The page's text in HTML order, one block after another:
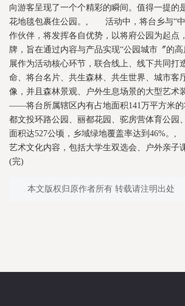
向游客呈现了一个个精彩的瞬间。值得一提
花地毯包裹住公园。, 活动中，将台乡与“中
作伙伴，将发挥各自优势，以将府公园为起点
牌，旨在通过内容与产品实现“公园城市〞
展作为活动核心环节，联合线上、线下共同打
命、将台名片、共生森林、共生世界、城市客
像，并且森林景观、户外生息场景的大型艺
——将台所属辖区内有占地面积141万平方米
都文投环路公园、丽都花园、驼房营体育公园
面积达527公顷，乡域绿地覆盖率达到46%
艺术文化内容，包括大学生双选会、户外亲子
(完)
本文版权归原作者所有 转载请注明出处